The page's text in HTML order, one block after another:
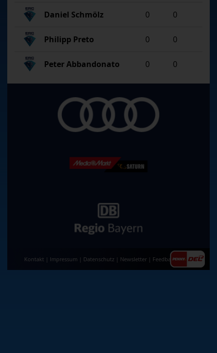
Daniel Schmölz 0 0
Philipp Preto 0 0
Peter Abbandonato 0 0
Kontakt Impressum Datenschutz Newsletter Feedback|AGB